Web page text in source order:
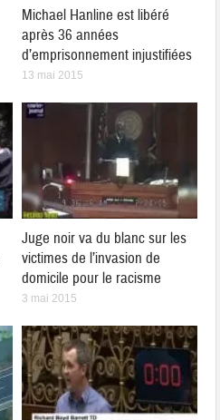
Michael Hanline est libéré
après 36 années
d’emprisonnement injustifiées
13 mai 2015
Juge noir va du blanc sur les
victimes de l’invasion de
domicile pour le racisme
3 mai 2015